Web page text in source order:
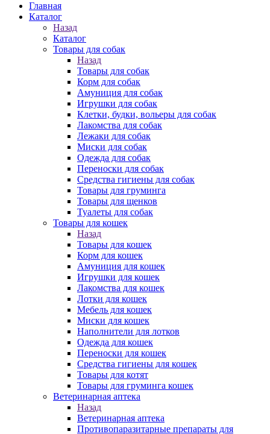
Главная
Каталог
Назад
Каталог
Товары для собак
Назад
Товары для собак
Корм для собак
Амуниция для собак
Игрушки для собак
Клетки, будки, вольеры для собак
Лакомства для собак
Лежаки для собак
Миски для собак
Одежда для собак
Переноски для собак
Средства гигиены для собак
Товары для груминга
Товары для щенков
Туалеты для собак
Товары для кошек
Назад
Товары для кошек
Корм для кошек
Амуниция для кошек
Игрушки для кошек
Лакомства для кошек
Лотки для кошек
Мебель для кошек
Миски для кошек
Наполнители для лотков
Одежда для кошек
Переноски для кошек
Средства гигиены для кошек
Товары для котят
Товары для груминга кошек
Ветеринарная аптека
Назад
Ветеринарная аптека
Противопаразитарные препараты для